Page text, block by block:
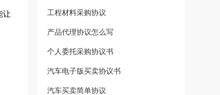
让 工程材料采购协议
产品代理协议怎么写
个人委托采购协议书
汽车电子版买卖协议书
汽车买卖简单协议